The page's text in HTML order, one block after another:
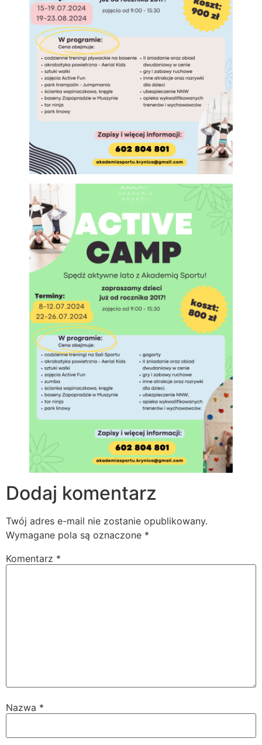
Dodaj komentarz
Twój adres e-mail nie zostanie opublikowany.
Wymagane pola są oznaczone *
Komentarz *
Nazwa *